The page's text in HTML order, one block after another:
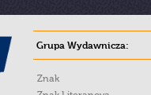
Grupa Wydawnicza:
Znak